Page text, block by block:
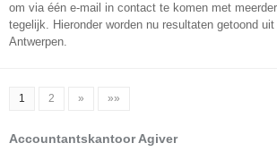
om via één e-mail in contact te komen met
tegelijk. Hieronder worden nu resultaten getoond
Antwerpen.
1 2 » »»
Accountantskantoor Agiver